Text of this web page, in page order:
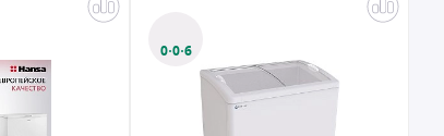
0·0·6